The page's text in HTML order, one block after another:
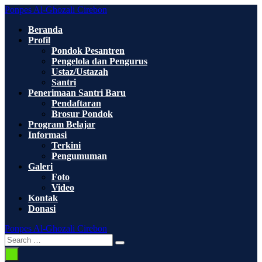
Skip
content
Ponpes Al-Ghozali Cirebon
Beranda
Profil
Pondok Pesantren
Pengelola dan Pengurus
Ustaz/Ustazah
Santri
Penerimaan Santri Baru
Pendaftaran
Brosur Pondok
Program Belajar
Informasi
Terkini
Pengumuman
Galeri
Foto
Video
Kontak
Donasi
Ponpes Al-Ghozali Cirebon
Search
Toggle
Search
for: